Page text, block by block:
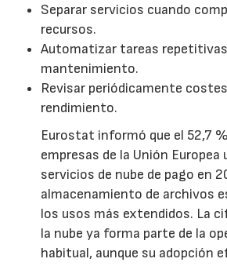
Separar servicios cuando
recursos.
Automatizar tareas
mantenimiento.
Revisar periódicamente
rendimiento.
Eurostat informó que el 52,7
empresas de la Unión Europea
servicios de nube de pago en
almacenamiento de archivos
los usos más extendidos. La
la nube ya forma parte de la
habitual, aunque su adopción